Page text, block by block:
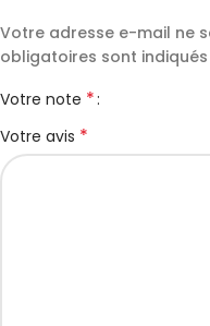
Votre adresse e-mail ne
obligatoires sont
Votre note *
Votre avis *